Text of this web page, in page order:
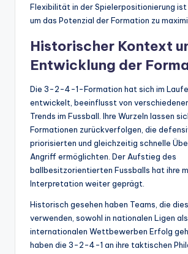
Flexibilität in der Spielerpositionierung ist
um das Potenzial der Formation zu
Historischer Kontext
Entwicklung der
Die 3-2-4-1-Formation hat sich im Laufe
entwickelt, beeinflusst von
Trends im Fussball. Ihre Wurzeln lassen
Formationen zurückverfolgen, die
priorisierten und gleichzeitig schnelle
Angriff ermöglichten. Der Aufstieg des
ballbesitzorientierten Fussballs hat ihre
Interpretation weiter geprägt.
Historisch gesehen haben Teams, die
verwenden, sowohl in nationalen Ligen
internationalen Wettbewerben Erfolg
haben die 3-2-4-1 an ihre taktischen